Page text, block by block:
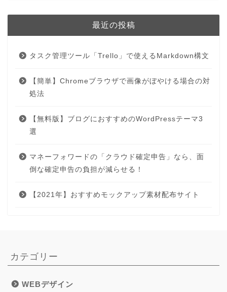
最近の投稿
タスク管理ツール「Trello」で使えるMarkdown構文
【簡単】Chromeブラウザで画像がぼやける場合の対
処法
【無料版】ブログにおすすめのWordPressテーマ3
選
マネーフォワードの「クラウド確定申告」なら、面
倒な確定申告の負担が減らせる！
【2021年】おすすめモックアップ素材配布サイト
カテゴリー
WEBデザイン